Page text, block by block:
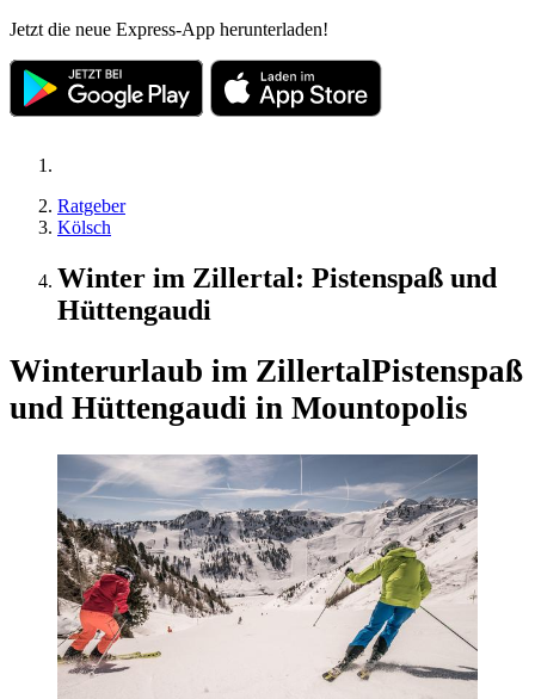
Jetzt die neue Express-App herunterladen!
Ratgeber
Kölsch
Winter im Zillertal: Pistenspaß und
Hüttengaudi
Winterurlaub im ZillertalPistenspaß
und Hüttengaudi in Mountopolis